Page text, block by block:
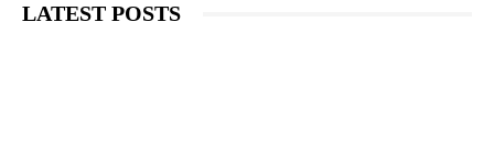
LATEST POSTS